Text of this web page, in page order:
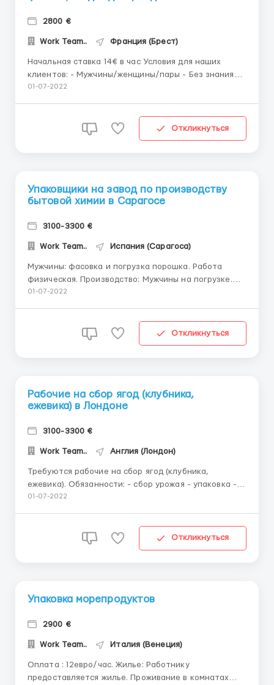
2800 €
Work Team.. Франция (Брест)
Начальная ставка 14€ в час Условия для наших
клиентов: - Мужчины/женщины/пары - Без знания
языка и без квалификации - Возраст от 18 до 60 лет
Обязанности: ─ Контроль качества товара...
01-07-2022
Откликнуться
Упаковщики на завод по производству
бытовой химии в Сарагосе
3100-3300 €
Work Team.. Испания (Сарагоса)
Мужчины: фасовка и погрузка порошка. Работа
физическая. Производство: Мужчины на погрузке.
Женщины на упаковке готовых изделий (таблетки
мужчины/женщины/пары возрастом до 60 лет
Активные Заработная плата: Поч...
01-07-2022
Откликнуться
Рабочие на сбор ягод (клубника,
ежевика) в Лондоне
3100-3300 €
Work Team.. Англия (Лондон)
Требуются рабочие на сбор ягод (клубника,
ежевика). Обязанности: - сбор урожая - упаковка -
фасовка - контроль качества Работа для мужчин,
Минимальная оплата труда за один час работы
01-07-2022
Откликнуться
Упаковка морепродуктов
2900 €
Work Team.. Италия (Венеция)
Оплата : 12евро/час. Жилье: Работнику
предоставляется жилье. Проживание в комнатах